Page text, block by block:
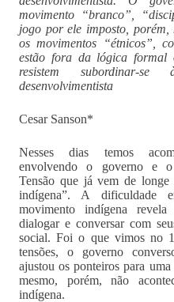
movimento “branco”,
jogo por ele imposto,
os movimentos “étnicos”,
estão fora da lógica formal
resistem subordinar-
desenvolvimentista
Cesar Sanson*
Nesses dias temos
envolvendo o governo e o
Tensão que já vem de
indígena”. A dificuldade
movimento indígena
dialogar e conversar com
social. Foi o que vimos no
tensões, o governo
ajustou os ponteiros para
mesmo, porém, não
indígena.